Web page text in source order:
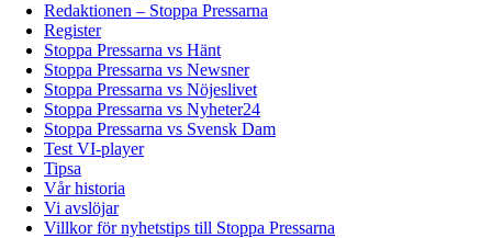
Redaktionen – Stoppa Pressarna
Register
Stoppa Pressarna vs Hänt
Stoppa Pressarna vs Newsner
Stoppa Pressarna vs Nöjeslivet
Stoppa Pressarna vs Nyheter24
Stoppa Pressarna vs Svensk Dam
Test VI-player
Tipsa
Vår historia
Vi avslöjar
Villkor för nyhetstips till Stoppa Pressarna